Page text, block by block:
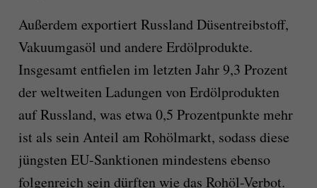
Außerdem exportiert Russland Düsentreibstoff,
Vakuumgasöl und andere Erdölprodukte.
Insgesamt entfielen im letzten Jahr 9,3 Prozent
der weltweiten Ladungen von Erdölprodukten
auf Russland, was etwa 0,5 Prozentpunkte mehr
ist als sein Anteil am Rohölmarkt, sodass diese
jüngsten EU-Sanktionen mindestens ebenso
folgenreich sein dürften wie das Rohöl-Verbot.